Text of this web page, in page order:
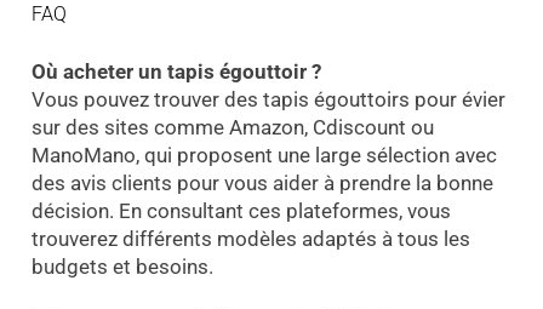
FAQ
Où acheter un tapis égouttoir ?
Vous pouvez trouver des tapis égouttoirs pour évier
sur des sites comme Amazon, Cdiscount ou
ManoMano, qui proposent une large sélection avec
des avis clients pour vous aider à prendre la bonne
décision. En consultant ces plateformes, vous
trouverez différents modèles adaptés à tous les
budgets et besoins.